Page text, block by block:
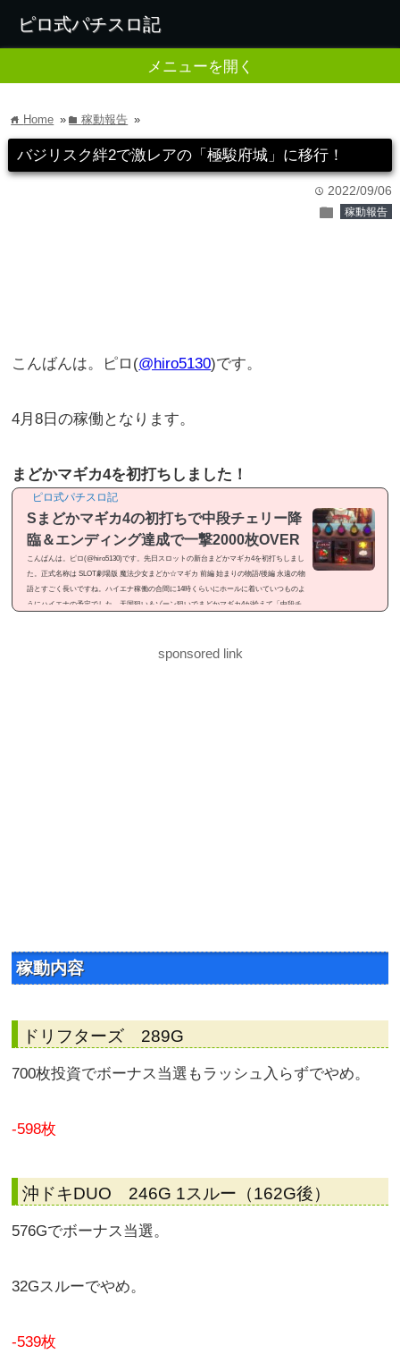
ピロ式パチスロ記
メニューを開く
home Home » folder稼動報告 »
バジリスク絆2で激レアの「極駿府城」に移行！
time 2022/09/06
folder 稼動報告
こんばんは。ピロ(@hiro5130)です。
4月8日の稼働となります。
まどかマギカ4を初打ちしました！
ピロ式パチスロ記
Sまどかマギカ4の初打ちで中段チェリー降
臨＆エンディング達成で一撃2000枚OVER
こんばんは。ピロ(@hiro5130)です。先日スロットの新台まどかマギカ4を初打ちしまし
た。正式名称は SLOT劇場版 魔法少女まどか☆マギカ 前編 始まりの物語/後編 永遠の物
語とすごく長いですね。ハイエナ稼働の合間に14時くらいにホールに着いていつものよ
うにハイエナの予定でした。天国狙い＆ゾーン狙いでまどかマギカ4が拾えて「中段チ
sponsored link
稼動内容
ドリフターズ 289G
700枚投資でボーナス当選もラッシュ入らずでやめ。
-598枚
沖ドキDUO 246G 1スルー（162G後）
576Gでボーナス当選。
32Gスルーでやめ。
-539枚